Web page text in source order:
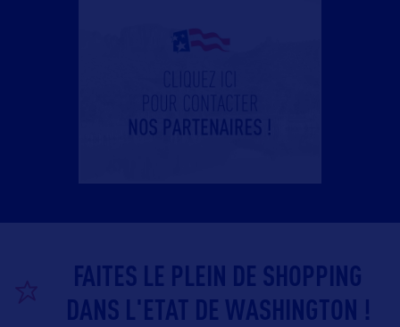
FAITES LE PLEIN DE SHOPPING
DANS L'ETAT DE WASHINGTON !